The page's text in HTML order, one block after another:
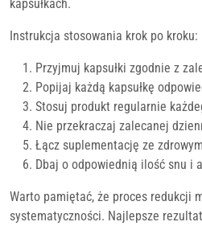
kapsułkach.
Instrukcja stosowania krok po kroku:
Przyjmuj kapsułki zgodnie z
Popijaj każdą kapsułkę
Stosuj produkt regularnie
Nie przekraczaj zalecanej
Łącz suplementację ze
Dbaj o odpowiednią ilość snu i
Warto pamiętać, że proces redukcji
systematyczności. Najlepsze